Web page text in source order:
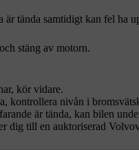
tända samtidigt kan fel ha
stäng av motorn.
kör vidare.
kontrollera nivån i
är tända, kan bilen
dig till en auktoriserad